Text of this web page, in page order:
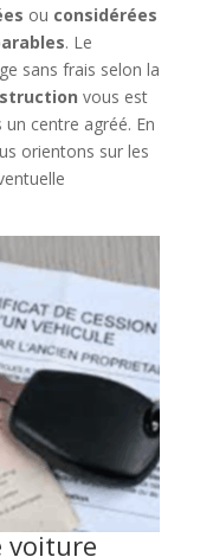
ou considérées
. Le
sans frais selon la
vous est
centre agréé. En
orientons sur les
voiture